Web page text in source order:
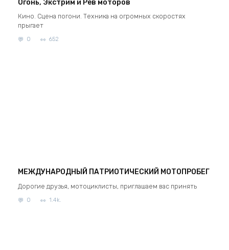
Огонь, Экстрим и Рёв моторов
Кино. Сцена погони. Техника на огромных скоростях
прыгает
0 652
МЕЖДУНАРОДНЫЙ ПАТРИОТИЧЕСКИЙ МОТОПРОБЕГ
Дорогие друзья, мотоциклисты, приглашаем вас принять
0 1.4k.